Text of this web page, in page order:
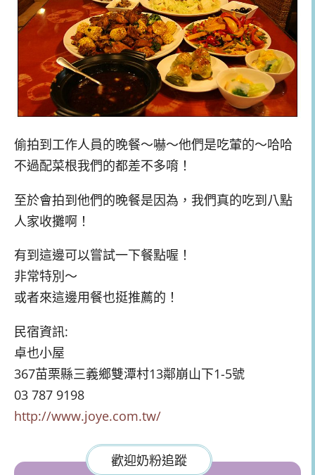
偷拍到工作人員的晚餐～嚇～他們是吃葷的～哈哈
不過配菜根我們的都差不多唷！
至於會拍到他們的晚餐是因為，我們真的吃到八點
人家收攤啊！
有到這邊可以嘗試一下餐點喔！
非常特別～
或者來這邊用餐也挺推薦的！
民宿資訊:
卓也小屋
367苗栗縣三義鄉雙潭村13鄰崩山下1-5號
03 787 9198
http://www.joye.com.tw/
歡迎奶粉追蹤